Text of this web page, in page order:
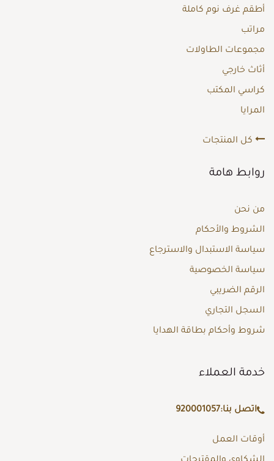
أطقم غرف نوم كاملة
مراتب
مجموعات الطاولات
أثاث خارجي
كراسي المكتب
المرايا
كل المنتجات
روابط هامة
من نحن
الشروط والأحكام
سياسة الاستبدال والاسترجاع
سياسة الخصوصية
الرقم الضريبي
السجل التجاري
شروط وأحكام بطاقة الهدايا
خدمة العملاء
اتصل بنا:920001057
أوقات العمل